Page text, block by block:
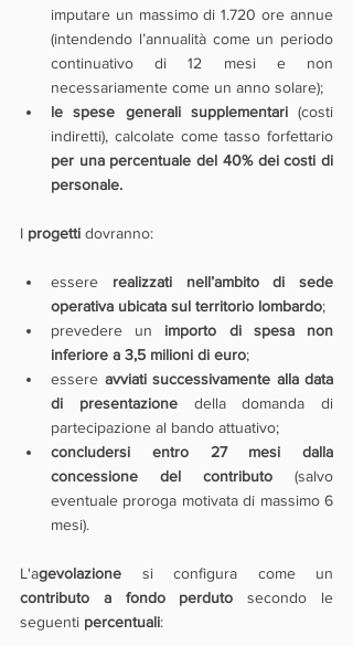
imputare un massimo di 1.720 ore annue
(intendendo l’annualità come un periodo
continuativo di 12 mesi e non
necessariamente come un anno solare);
le spese generali supplementari (costi
per una percentuale del 40% dei costi di
personale.
I progetti dovranno:
essere realizzati nell’ambito di sede
operativa ubicata sul territorio lombardo;
prevedere un importo di spesa non
inferiore a 3,5 milioni di euro;
essere avviati successivamente alla data
di presentazione della domanda di
partecipazione al bando attuativo;
concludersi entro 27 mesi dalla
concessione del contributo (salvo
eventuale proroga motivata di massimo 6
mesi).
L'agevolazione
contributo a fondo perduto secondo le
seguenti percentuali: